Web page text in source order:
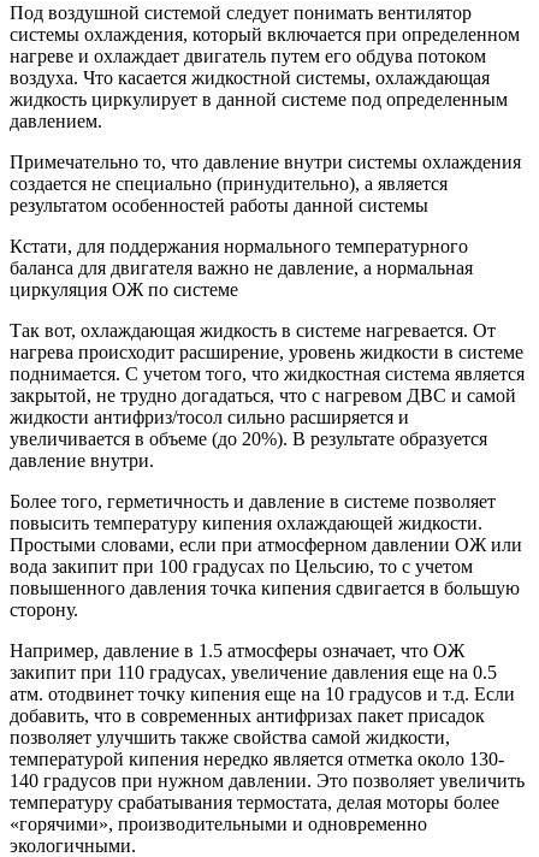
Под воздушной системой следует понимать вентилятор
системы охлаждения, который включается при определенном
нагреве и охлаждает двигатель путем его обдува потоком
воздуха. Что касается жидкостной системы, охлаждающая
жидкость циркулирует в данной системе под определенным
давлением.
Примечательно то, что давление внутри системы охлаждения
создается не специально (принудительно), а является
результатом особенностей работы данной системы
Кстати, для поддержания нормального температурного
баланса для двигателя важно не давление, а нормальная
циркуляция ОЖ по системе
Так вот, охлаждающая жидкость в системе нагревается. От
нагрева происходит расширение, уровень жидкости в системе
поднимается. С учетом того, что жидкостная система является
закрытой, не трудно догадаться, что с нагревом ДВС и самой
жидкости антифриз/тосол сильно расширяется и
увеличивается в объеме (до 20%). В результате образуется
давление внутри.
Более того, герметичность и давление в системе позволяет
повысить температуру кипения охлаждающей жидкости.
Простыми словами, если при атмосферном давлении ОЖ или
вода закипит при 100 градусах по Цельсию, то с учетом
повышенного давления точка кипения сдвигается в большую
сторону.
Например, давление в 1.5 атмосферы означает, что ОЖ
закипит при 110 градусах, увеличение давления еще на 0.5
атм. отодвинет точку кипения еще на 10 градусов и т.д. Если
добавить, что в современных антифризах пакет присадок
позволяет улучшить также свойства самой жидкости,
температурой кипения нередко является отметка около 130-
140 градусов при нужном давлении. Это позволяет увеличить
температуру срабатывания термостата, делая моторы более
«горячими», производительными и одновременно
экологичными.